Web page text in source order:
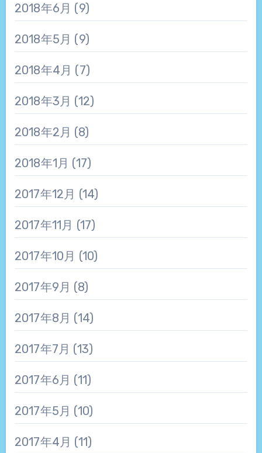
2018年6月 (9)
2018年5月 (9)
2018年4月 (7)
2018年3月 (12)
2018年2月 (8)
2018年1月 (17)
2017年12月 (14)
2017年11月 (17)
2017年10月 (10)
2017年9月 (8)
2017年8月 (14)
2017年7月 (13)
2017年6月 (11)
2017年5月 (10)
2017年4月 (11)